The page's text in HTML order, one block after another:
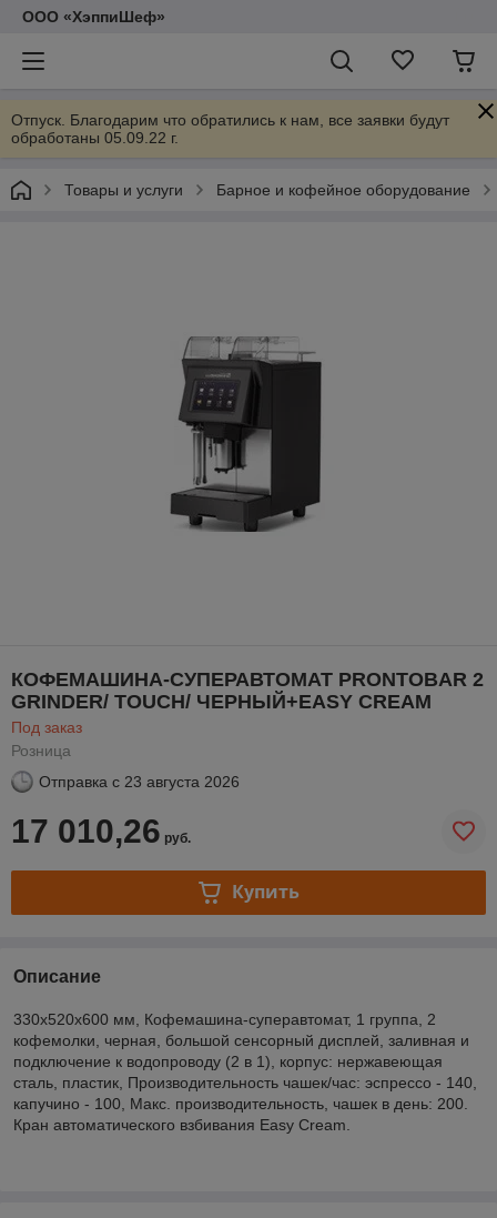
ООО «ХэппиШеф»
Отпуск. Благодарим что обратились к нам, все заявки будут
обработаны 05.09.22 г.
Товары и услуги Барное и кофейное оборудование
КОФЕМАШИНА-СУПЕРАВТОМАТ PRONTOBAR 2
GRINDER/ TOUCH/ ЧЕРНЫЙ+EASY CREAM
Под заказ
Розница
Отправка с 23 августа 2026
17 010,26 руб.
Купить
Описание
330x520x600 мм, Кофемашина-суперавтомат, 1 группа, 2
кофемолки, черная, большой сенсорный дисплей, заливная и
подключение к водопроводу (2 в 1), корпус: нержавеющая
сталь, пластик, Производительность чашек/час: эспрессо - 140,
капучино - 100, Макс. производительность, чашек в день: 200.
Кран автоматического взбивания Easy Cream.